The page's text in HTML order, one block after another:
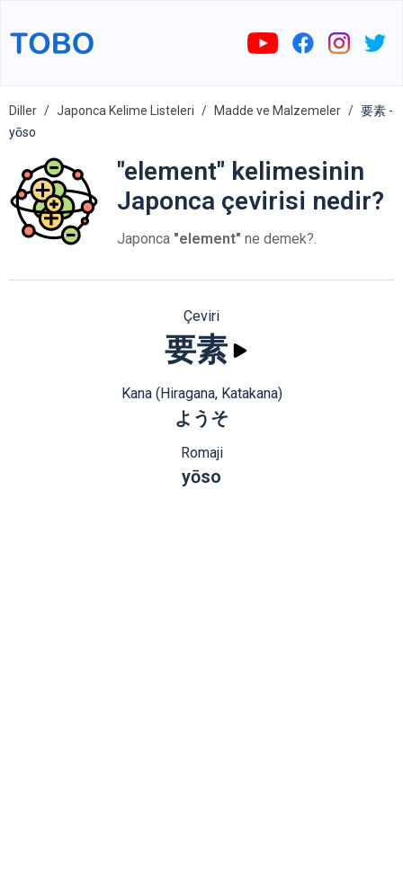
Diller Japonca Kelime Listeleri Madde ve Malzemeler
要素 -
yōso
"element" kelimesinin
Japonca çevirisi nedir?
Japonca "element" ne demek?.
Çeviri
要素
Kana (Hiragana, Katakana)
ようそ
Romaji
yōso